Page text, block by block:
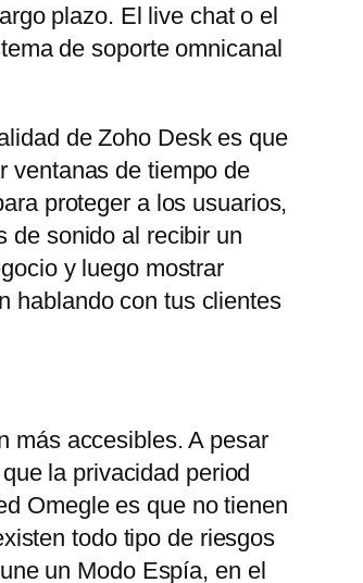
plazo. El live chat o el
de soporte omnicanal
de Zoho Desk es que
ventanas de tiempo de
proteger a los usuarios,
de sonido al recibir un
y luego mostrar
hablando con tus clientes
más accesibles. A pesar
la privacidad period
Omegle es que no tienen
todo tipo de riesgos
un Modo Espía, en el